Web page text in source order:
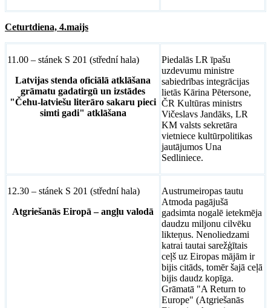
Ceturtdiena, 4.maijs
11.00 – stánek S 201 (střední hala)
Latvijas stenda oficiālā atklāšana
grāmatu gadatirgū un izstādes
"Čehu-latviešu literāro sakaru pieci
simti gadi" atklāšana
Piedalās LR īpašu
uzdevumu ministre
sabiedrības integrācijas
lietās Kārina Pētersone,
ČR Kultūras ministrs
Vičeslavs Jandāks, LR
KM valsts sekretāra
vietniece kultūrpolitikas
jautājumos Una
Sedliniece.
12.30 – stánek S 201 (střední hala)
Atgriešanās Eiropā – angļu valodā
Austrumeiropas tautu
Atmoda pagājušā
gadsimta nogalē ietekmēja
daudzu miljonu cilvēku
likteņus. Nenoliedzami
katrai tautai sarežģītais
ceļš uz Eiropas mājām ir
bijis citāds, tomēr šajā ceļā
bijis daudz kopīga.
Grāmatā "A Return to
Europe" (Atgriešanās